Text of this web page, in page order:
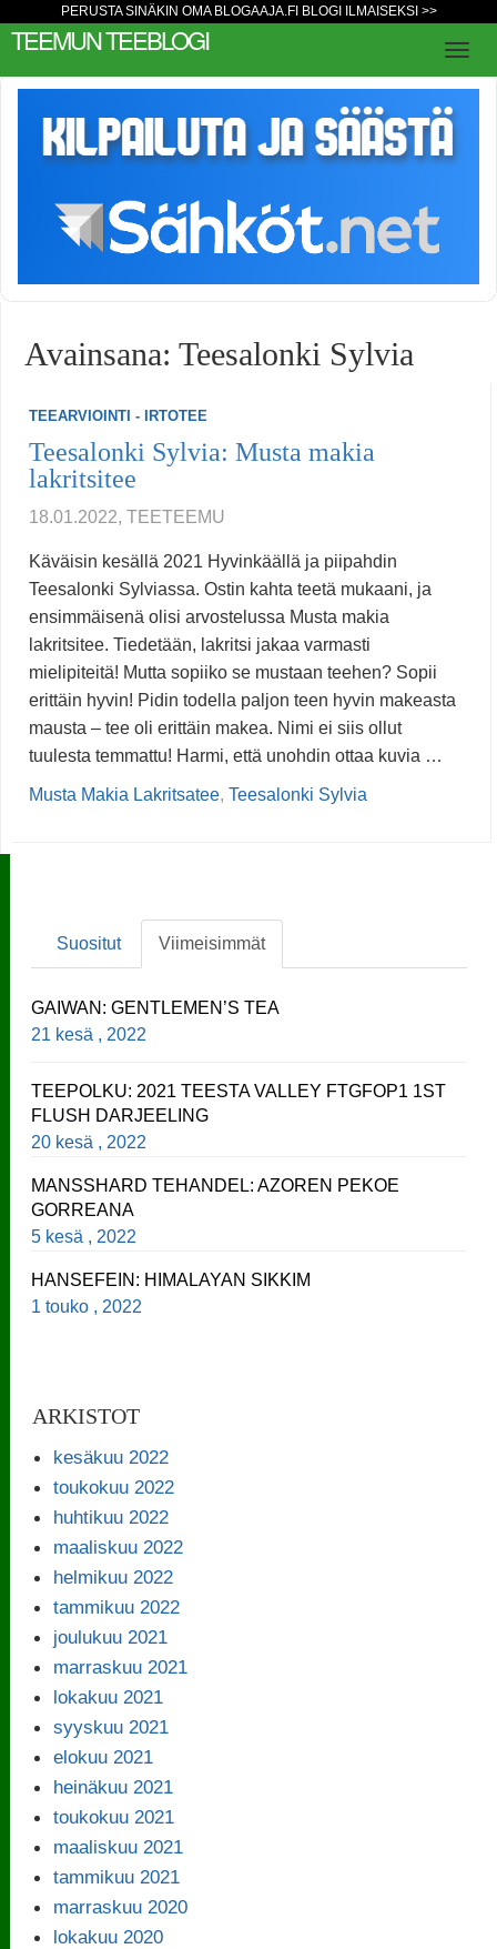
PERUSTA SINÄKIN OMA BLOGAAJA.FI BLOGI ILMAISEKSI >>
TEEMUN TEEBLOGI
Avainsana: Teesalonki Sylvia
TEEARVIOINTI - IRTOTEE
Teesalonki Sylvia: Musta makia
lakritsitee
18.01.2022, TEETEEMU
Käväisin kesällä 2021 Hyvinkäällä ja piipahdin
Teesalonki Sylviassa. Ostin kahta teetä mukaani, ja
ensimmäisenä olisi arvostelussa Musta makia
lakritsitee. Tiedetään, lakritsi jakaa varmasti
mielipiteitä! Mutta sopiiko se mustaan teehen? Sopii
erittäin hyvin! Pidin todella paljon teen hyvin makeasta
mausta – tee oli erittäin makea. Nimi ei siis ollut
tuulesta temmattu! Harmi, että unohdin ottaa kuvia …
Musta Makia Lakritsatee, Teesalonki Sylvia
Suositut Viimeisimmät
GAIWAN: GENTLEMEN’S TEA
21 kesä , 2022
TEEPOLKU: 2021 TEESTA VALLEY FTGFOP1 1ST
FLUSH DARJEELING
20 kesä , 2022
MANSSHARD TEHANDEL: AZOREN PEKOE
GORREANA
5 kesä , 2022
HANSEFEIN: HIMALAYAN SIKKIM
1 touko , 2022
ARKISTOT
kesäkuu 2022
toukokuu 2022
huhtikuu 2022
maaliskuu 2022
helmikuu 2022
tammikuu 2022
joulukuu 2021
marraskuu 2021
lokakuu 2021
syyskuu 2021
elokuu 2021
heinäkuu 2021
toukokuu 2021
maaliskuu 2021
tammikuu 2021
marraskuu 2020
lokakuu 2020